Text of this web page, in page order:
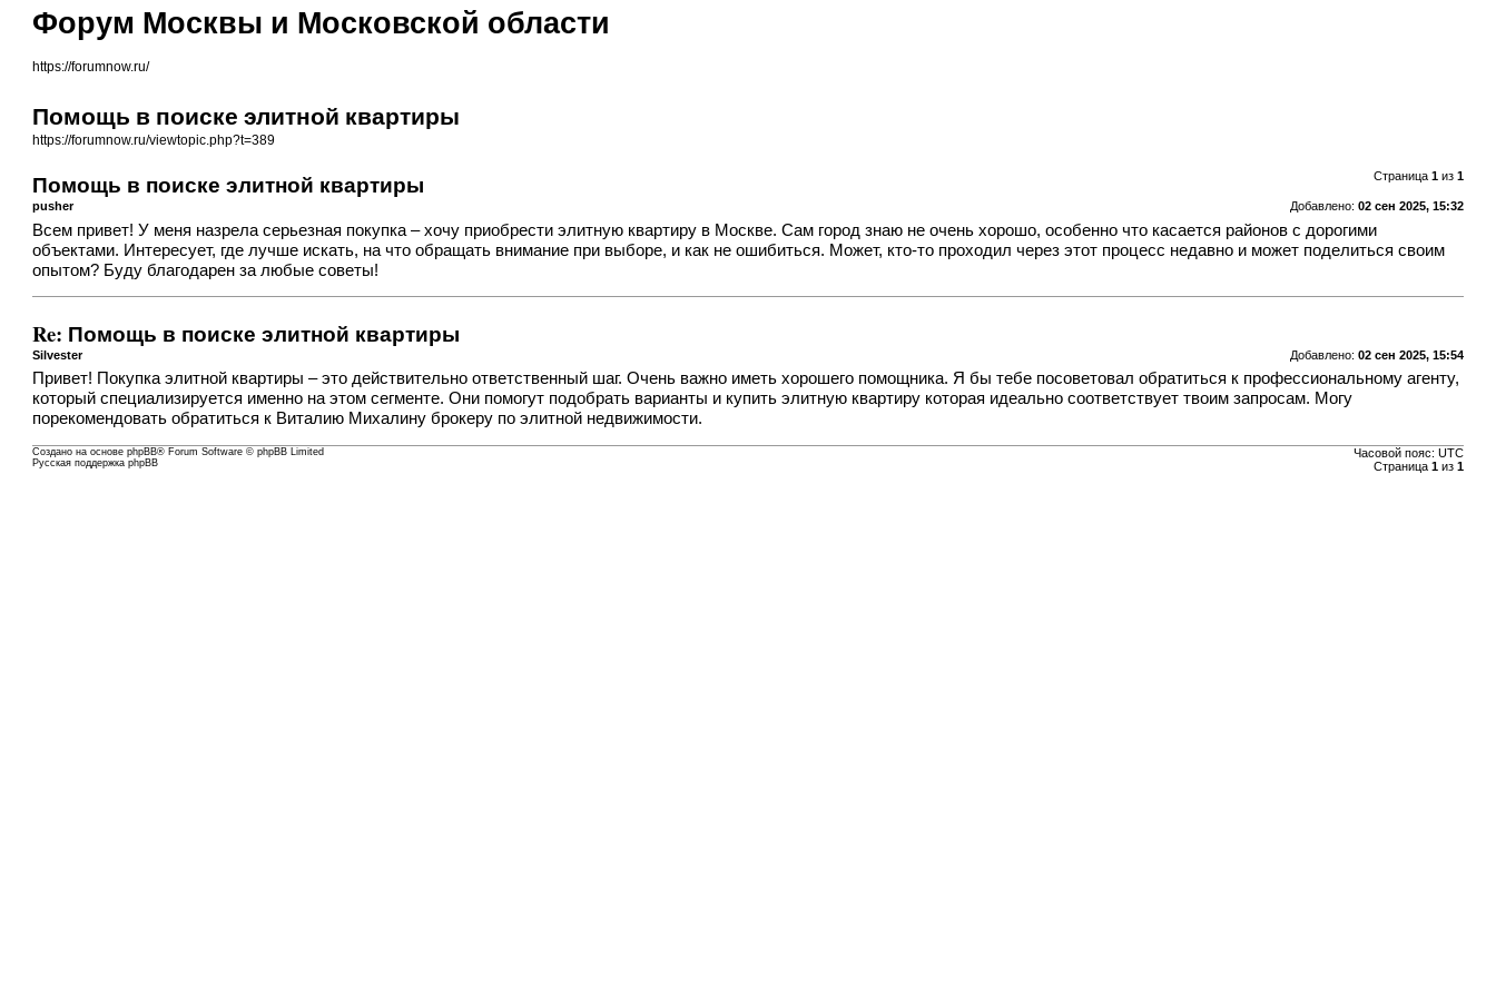
Форум Москвы и Московской области
https://forumnow.ru/
Помощь в поиске элитной квартиры
https://forumnow.ru/viewtopic.php?t=389
Страница 1из 1
Помощь в поиске элитной квартиры
Добавлено: 02 сен 2025, 15:32
pusher
Всем привет! У меня назрела серьезная покупка – хочу приобрести элитную квартиру в Москве. Сам город знаю не очень хорошо, особенно что касается районов с дорогими
объектами. Интересует, где лучше искать, на что обращать внимание при выборе, и как не ошибиться. Может, кто-то проходил через этот процесс недавно и может поделиться своим
опытом? Буду благодарен за любые советы!
Re: Помощь в поиске элитной квартиры
Добавлено: 02 сен 2025, 15:54
Silvester
Привет! Покупка элитной квартиры – это действительно ответственный шаг. Очень важно иметь хорошего помощника. Я бы тебе посоветовал обратиться к профессиональному агенту,
который специализируется именно на этом сегменте. Они помогут подобрать варианты и купить элитную квартиру которая идеально соответствует твоим запросам. Могу
порекомендовать обратиться к Виталию Михалину брокеру по элитной недвижимости.
Часовой пояс: UTC
Страница 1из 1
Создано на основеphpBB® Forum Software © phpBB Limited
Русская поддержка phpBB